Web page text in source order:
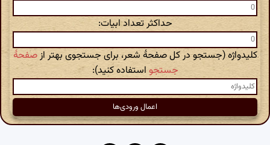
حداکثر تعداد ابیات:
کلیدواژه (جستجو در کل صفحهٔ شعر، برای جستجوی بهتر ازصفحهٔ
جستجو استفاده کنید):